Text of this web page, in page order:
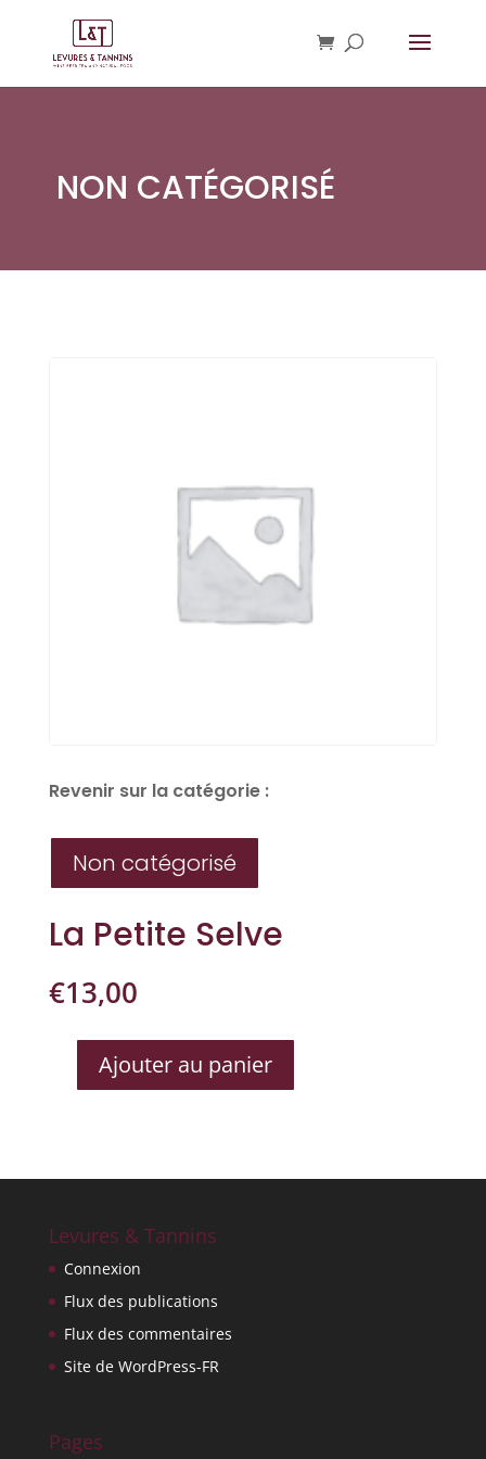
NON CATÉGORISÉ
Revenir sur la catégorie :
Non catégorisé
La Petite Selve
€13,00
QUANTITÉ
SELVE
Ajouter au panier
Levures & Tannins
Connexion
Flux des publications
Flux des commentaires
Site de WordPress-FR
Pages